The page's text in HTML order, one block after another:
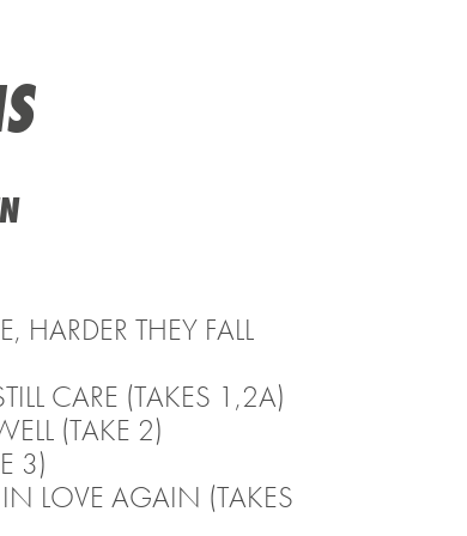
HARDER THEY FALL
CARE (TAKES 1,2A)
(TAKE 2)
3)
IN LOVE AGAIN (TAKES